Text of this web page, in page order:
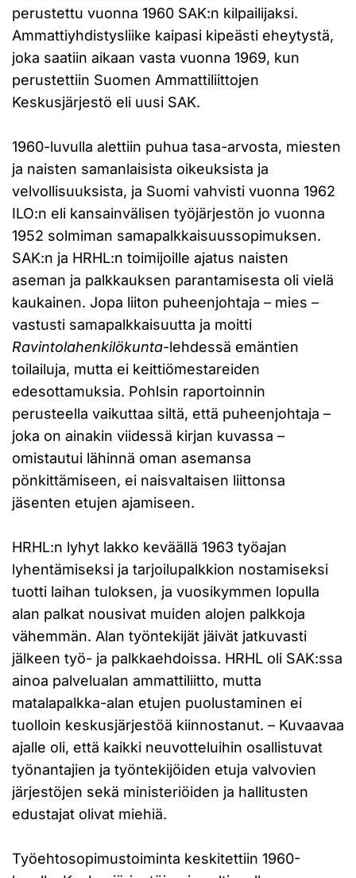
perustettu vuonna 1960 SAK:n kilpailijaksi.
Ammattiyhdistysliike kaipasi kipeästi eheytystä,
joka saatiin aikaan vasta vuonna 1969, kun
perustettiin Suomen Ammattiliittojen
Keskusjärjestö eli uusi SAK.
1960-luvulla alettiin puhua tasa-arvosta, miesten
ja naisten samanlaisista oikeuksista ja
velvollisuuksista, ja Suomi vahvisti vuonna 1962
ILO:n eli kansainvälisen työjärjestön jo vuonna
1952 solmiman samapalkkaisuussopimuksen.
SAK:n ja HRHL:n toimijoille ajatus naisten
aseman ja palkkauksen parantamisesta oli vielä
kaukainen. Jopa liiton puheenjohtaja – mies –
vastusti samapalkkaisuutta ja moitti
Ravintolahenkilökunta-lehdessä emäntien
toilailuja, mutta ei keittiömestareiden
edesottamuksia. Pohlsin raportoinnin
perusteella vaikuttaa siltä, että puheenjohtaja –
joka on ainakin viidessä kirjan kuvassa –
omistautui lähinnä oman asemansa
pönkittämiseen, ei naisvaltaisen liittonsa
jäsenten etujen ajamiseen.
HRHL:n lyhyt lakko keväällä 1963 työajan
lyhentämiseksi ja tarjoilupalkkion nostamiseksi
tuotti laihan tuloksen, ja vuosikymmen lopulla
alan palkat nousivat muiden alojen palkkoja
vähemmän. Alan työntekijät jäivät jatkuvasti
jälkeen työ- ja palkkaehdoissa. HRHL oli SAK:ssa
ainoa palvelualan ammattiliitto, mutta
matalapalkka-alan etujen puolustaminen ei
tuolloin keskusjärjestöä kiinnostanut. – Kuvaavaa
ajalle oli, että kaikki neuvotteluihin osallistuvat
työnantajien ja työntekijöiden etuja valvovien
järjestöjen sekä ministeriöiden ja hallitusten
edustajat olivat miehiä.
Työehtosopimustoiminta keskitettiin 1960-